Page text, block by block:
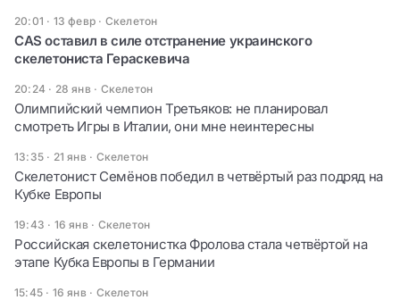
20:01 · 13 февр · Скелетон
CAS оставил в силе отстранение украинского
скелетониста Гераскевича
20:24 · 28 янв· Скелетон
Олимпийский чемпион Третьяков: не планировал
смотреть Игры в Италии, они мне неинтересны
13:35 · 21 янв· Скелетон
Скелетонист Семёнов победил в четвёртый раз подряд на
Кубке Европы
19:43 · 16 янв· Скелетон
Российская скелетонистка Фролова стала четвёртой на
этапе Кубка Европы в Германии
15:45 · 16 янв· Скелетон